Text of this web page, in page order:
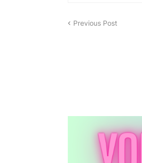
Previous Post